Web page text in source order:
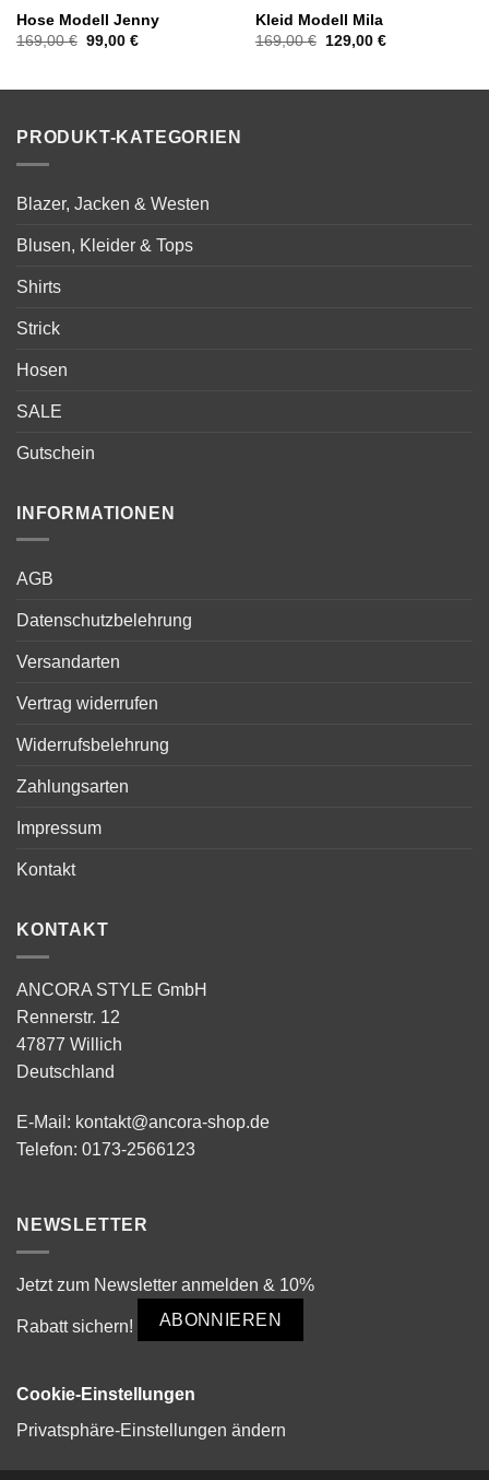
Hose Modell Jenny
169,00€ Ursprünglicher
Preis
99,00 €Aktueller
Kleid Modell Mila
169,00€
Ursprünglicher
Preis
129,00 €Aktueller
PRODUKT-KATEGORIEN
Blazer, Jacken & Westen
Blusen, Kleider & Tops
Shirts
Strick
Hosen
SALE
Gutschein
INFORMATIONEN
AGB
Datenschutzbelehrung
Versandarten
Vertrag widerrufen
Widerrufsbelehrung
Zahlungsarten
Impressum
Kontakt
KONTAKT
ANCORA STYLE GmbH
Rennerstr. 12
47877 Willich
Deutschland
E-Mail: kontakt@ancora-shop.de
Telefon: 0173-2566123
NEWSLETTER
Jetzt zum Newsletter anmelden & 10%
Rabatt sichern! ABONNIEREN
Cookie-Einstellungen
Privatsphäre-Einstellungen ändern